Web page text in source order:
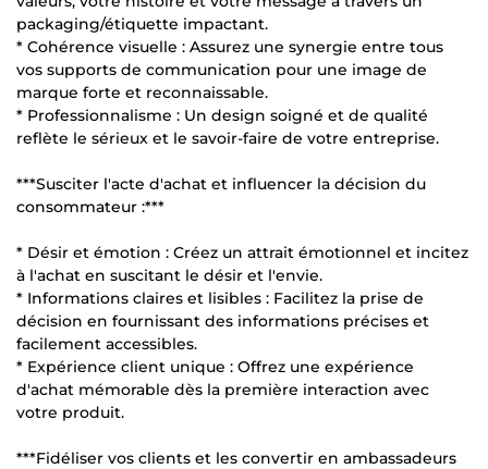
packaging/étiquette impactant.
* Cohérence visuelle : Assurez une synergie entre tous
vos supports de communication pour une image de
marque forte et reconnaissable.
* Professionnalisme : Un design soigné et de qualité
reflète le sérieux et le savoir-faire de votre entreprise.
***Susciter l'acte d'achat et influencer la décision du
consommateur :***
* Désir et émotion : Créez un attrait émotionnel et incitez
à l'achat en suscitant le désir et l'envie.
* Informations claires et lisibles : Facilitez la prise de
décision en fournissant des informations précises et
facilement accessibles.
* Expérience client unique : Offrez une expérience
d'achat mémorable dès la première interaction avec
votre produit.
***Fidéliser vos clients et les convertir en ambassadeurs